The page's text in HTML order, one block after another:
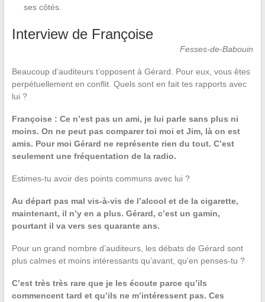
ses côtés.
Interview de Françoise
Fesses-de-Babouin
Beaucoup d’auditeurs t’opposent à Gérard. Pour eux, vous êtes
perpétuellement en conflit. Quels sont en fait tes rapports avec
lui ?
Françoise : Ce n’est pas un ami, je lui parle sans plus ni
moins. On ne peut pas comparer toi moi et Jim, là on est
amis. Pour moi Gérard ne représente rien du tout. C’est
seulement une fréquentation de la radio.
Estimes-tu avoir des points communs avec lui ?
Au départ pas mal vis-à-vis de l’alcool et de la cigarette,
maintenant, il n’y en a plus. Gérard, c’est un gamin,
pourtant il va vers ses quarante ans.
Pour un grand nombre d’auditeurs, les débats de Gérard sont
plus calmes et moins intéressants qu’avant, qu’en penses-tu ?
C’est très très rare que je les écoute parce qu’ils
commencent tard et qu’ils ne m’intéressent pas. Ces